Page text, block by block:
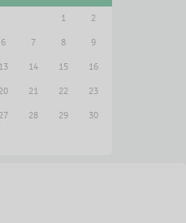
Dr. Alisson, em
1
2
6 7 8
9
13 14 15
16
20 21 22
23
27 28 29
30